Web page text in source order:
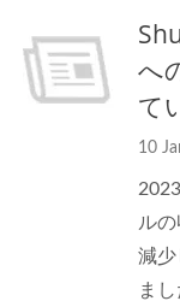
へ
て
10
ル
減少
ま